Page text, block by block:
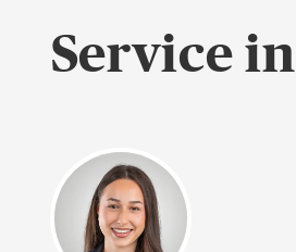
Service